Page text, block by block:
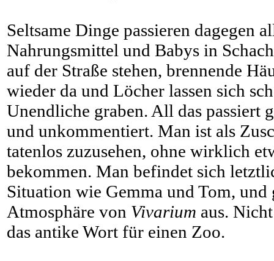
Seltsame Dinge passieren dagegen
Nahrungsmittel und Babys in
auf der Straße stehen, brennende
wieder da und Löcher lassen sich
Unendliche graben. All das passiert
und unkommentiert. Man ist als
tatenlos zuzusehen, ohne wirklich
bekommen. Man befindet sich
Situation wie Gemma und Tom, und
Atmosphäre von Vivarium aus.
das antike Wort für einen Zoo.